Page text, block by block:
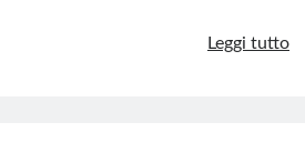
Leggi tutto